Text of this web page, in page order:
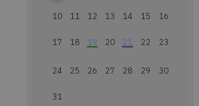
10 11 12 13 14 15 16
17 18 19 20 21 22 23
24 25 26 27 28 29 30
31